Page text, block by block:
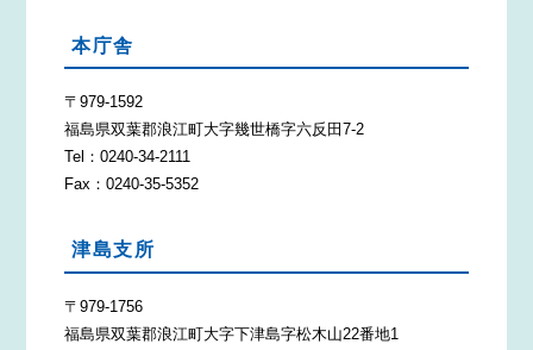
本庁舎
〒979-1592
福島県双葉郡浪江町大字幾世橋字六反田7-2
Tel：0240-34-2111
Fax：0240-35-5352
津島支所
〒979-1756
福島県双葉郡浪江町大字下津島字松木山22番地1